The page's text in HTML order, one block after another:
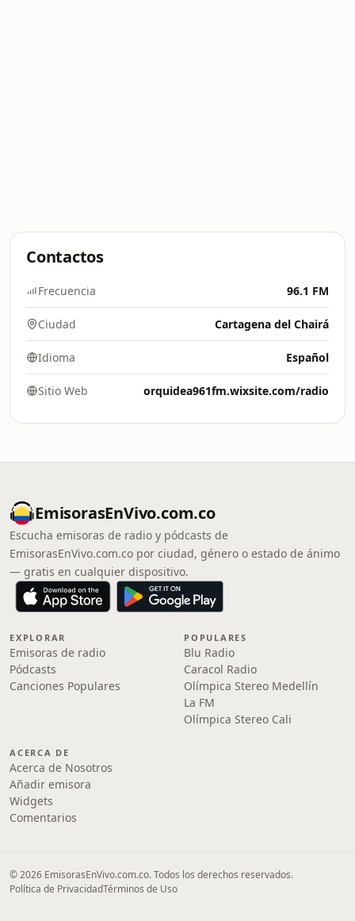
Contactos
Frecuencia 96.1 FM
Ciudad Cartagena del Chairá
Idioma Español
Sitio Web orquidea961fm.wixsite.com/radio
EmisorasEnVivo.com.co
Escucha emisoras de radio y pódcasts de
EmisorasEnVivo.com.co por ciudad, género o estado de ánimo
— gratis en cualquier dispositivo.
EXPLORAR
Emisoras de radio
Pódcasts
Canciones Populares
POPULARES
Blu Radio
Caracol Radio
Olímpica Stereo Medellín
La FM
Olímpica Stereo Cali
ACERCA DE
Acerca de Nosotros
Añadir emisora
Widgets
Comentarios
© 2026 EmisorasEnVivo.com.co. Todos los derechos reservados.
Política de PrivacidadTérminos de Uso